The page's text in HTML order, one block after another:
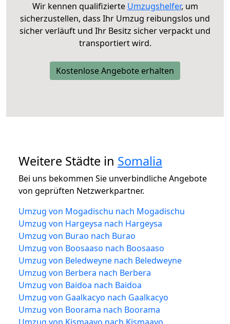
Wir kennen qualifizierte Umzugshelfer, um
sicherzustellen, dass Ihr Umzug reibungslos und
sicher verläuft und Ihr Besitz sicher verpackt und
transportiert wird.
Kostenlose Angebote erhalten
Weitere Städte in Somalia
Bei uns bekommen Sie unverbindliche Angebote
von geprüften Netzwerkpartner.
Umzug von Mogadischu nach Mogadischu
Umzug von Hargeysa nach Hargeysa
Umzug von Burao nach Burao
Umzug von Boosaaso nach Boosaaso
Umzug von Beledweyne nach Beledweyne
Umzug von Berbera nach Berbera
Umzug von Baidoa nach Baidoa
Umzug von Gaalkacyo nach Gaalkacyo
Umzug von Boorama nach Boorama